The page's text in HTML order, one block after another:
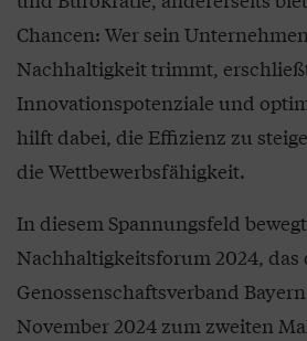
Chancen: Wer sein
Nachhaltigkeit trimmt,
Innovationspotenziale und
hilft dabei, die Effizienz zu
die Wettbewerbsfähigkeit.
In diesem Spannungsfeld
Nachhaltigkeitsforum 2024, das
Genossenschaftsverband
November 2024 zum zweiten